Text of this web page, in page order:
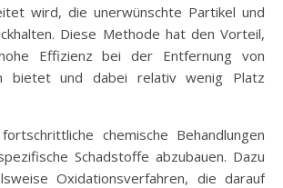
wird, die unerwünschte Partikel und
Diese Methode hat den Vorteil,
Effizienz bei der Entfernung von
bietet und dabei relativ wenig Platz
chemische Behandlungen
Schadstoffe abzubauen. Dazu
Oxidationsverfahren, die darauf